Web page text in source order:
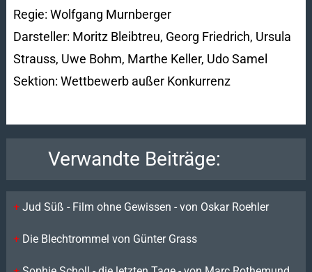
Regie: Wolfgang Murnberger
Darsteller: Moritz Bleibtreu, Georg Friedrich, Ursula
Strauss, Uwe Bohm, Marthe Keller, Udo Samel
Sektion: Wettbewerb außer Konkurrenz
Verwandte Beiträge:
Jud Süß - Film ohne Gewissen - von Oskar Roehler
Die Blechtrommel von Günter Grass